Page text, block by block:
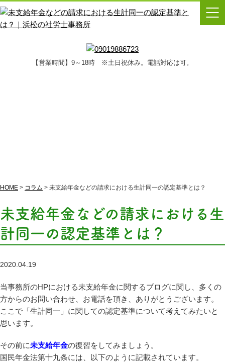
【営業時間】9～18時 ※土日祝休み。電話対応は可。
HOME > コラム > 未支給年金などの請求における生計同一の認定基準とは？
未支給年金などの請求における生
計同一の認定基準とは？
2020.04.19
当事務所のHPにおける未支給年金に関するブログに関し、多くの
方からのお問い合わせ、お電話を頂き、ありがとうございます。
ここで「生計同一」に関しての認定基準について考えてみたいと
思います。
その前に未支給年金の復習をしてみましょう。
国民年金法第十九条には、以下のように記載されています。